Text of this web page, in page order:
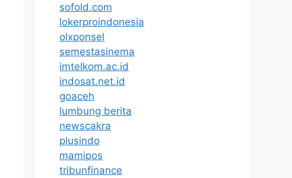
sofold.com
lokerproindonesia
olxponsel
semestasinema
imtelkom.ac.id
indosat.net.id
goaceh
lumbung berita
newscakra
plusindo
mamipos
tribunfinance